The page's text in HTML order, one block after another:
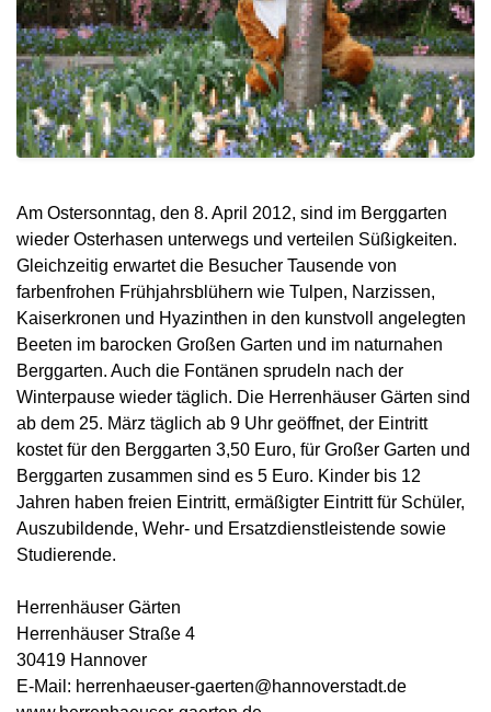
Am Ostersonntag, den 8. April 2012, sind im Berggarten
wieder Osterhasen unterwegs und verteilen Süßigkeiten.
Gleichzeitig erwartet die Besucher Tausende von
farbenfrohen Frühjahrsblühern wie Tulpen, Narzissen,
Kaiserkronen und Hyazinthen in den kunstvoll angelegten
Beeten im barocken Großen Garten und im naturnahen
Berggarten. Auch die Fontänen sprudeln nach der
Winterpause wieder täglich. Die Herrenhäuser Gärten sind
ab dem 25. März täglich ab 9 Uhr geöffnet, der Eintritt
kostet für den Berggarten 3,50 Euro, für Großer Garten und
Berggarten zusammen sind es 5 Euro. Kinder bis 12
Jahren haben freien Eintritt, ermäßigter Eintritt für Schüler,
Auszubildende, Wehr- und Ersatzdienstleistende sowie
Studierende.
Herrenhäuser Gärten
Herrenhäuser Straße 4
30419 Hannover
E-Mail: herrenhaeuser-gaerten@hannoverstadt.de